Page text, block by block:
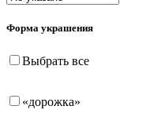
Форма украшения
Выбрать все
«дорожка»